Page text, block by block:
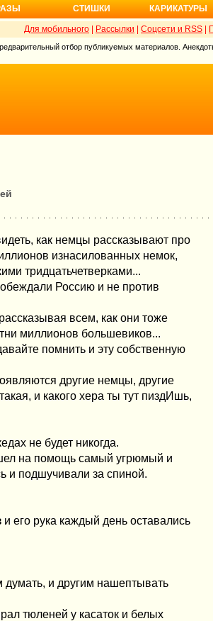
СТИШКИ КАРИКАТУРЫ
Для мобильного Рассылки Соцсети и RSS
отбор публикуемых материалов.
как немцы рассказывают про
изнасилованных немок,
тридцатьчетверками...
Россию и не против
всем, как они тоже
миллионов большевиков...
помнить и эту собственную
другие немцы, другие
и какого хера ты тут пиздИшь,
не будет никогда.
на помощь самый угрюмый и
и подшучивали за спиной.
и его рука каждый день оставались
думать, и другим нашептывать
тюленей у касаток и белых